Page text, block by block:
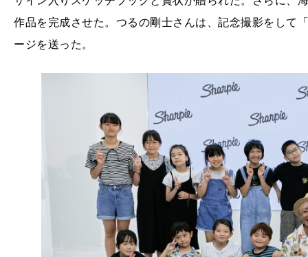
作品を完成させた。つるの剛士さんは、記念撮影をして
ージを送った。